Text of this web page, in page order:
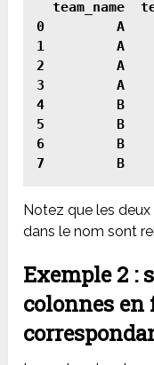
team_name
0         A
1         A
2         A
3         A
4         B
5         B
6         B
Notez que les
dans le nom sont
Exemple 2 :
colonnes